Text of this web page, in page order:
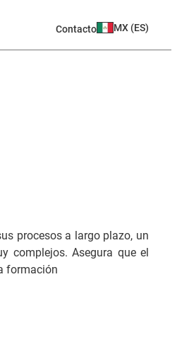
Contacto MX (ES)
procesos a largo plazo, un
complejos. Asegura que el
formación